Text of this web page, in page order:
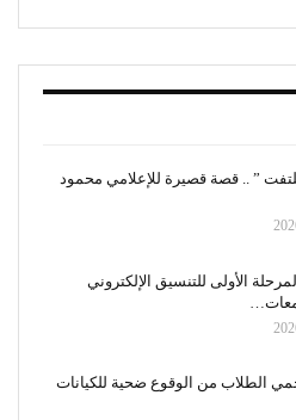
” .. قصة قصيرة للإعلامي محمود
الأولى للتنسيق الإلكتروني
الطلاب من الوقوع ضحية للكيانات